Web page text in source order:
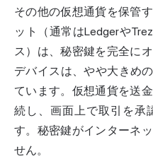
その他の仮想通貨を保管
ット（通常はLedgerや
ス）は、秘密鍵を完全に
デバイスは、やや大きめ
ています。仮想通貨を送
続し、画面上で取引を承
す。秘密鍵がインターネ
せん。